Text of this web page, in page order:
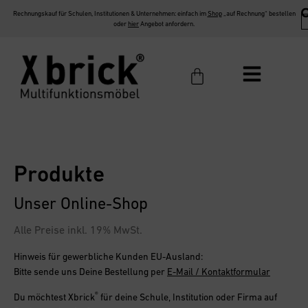
Rechnungskauf für Schulen, Institutionen & Unternehmen: einfach im Shop„auf Rechnung“ bestellen
oder hier Angebot anfordern.
Hinweis für gewerbliche Kunden EU-Ausland:
Bitte sende uns Deine Bestellung per E-Mail / Kontaktformular
Du möchtest Xbrick® für deine Schule, Institution oder Firma auf
Produkte
Unser Online-Shop
Alle Preise inkl. 19% MwSt.